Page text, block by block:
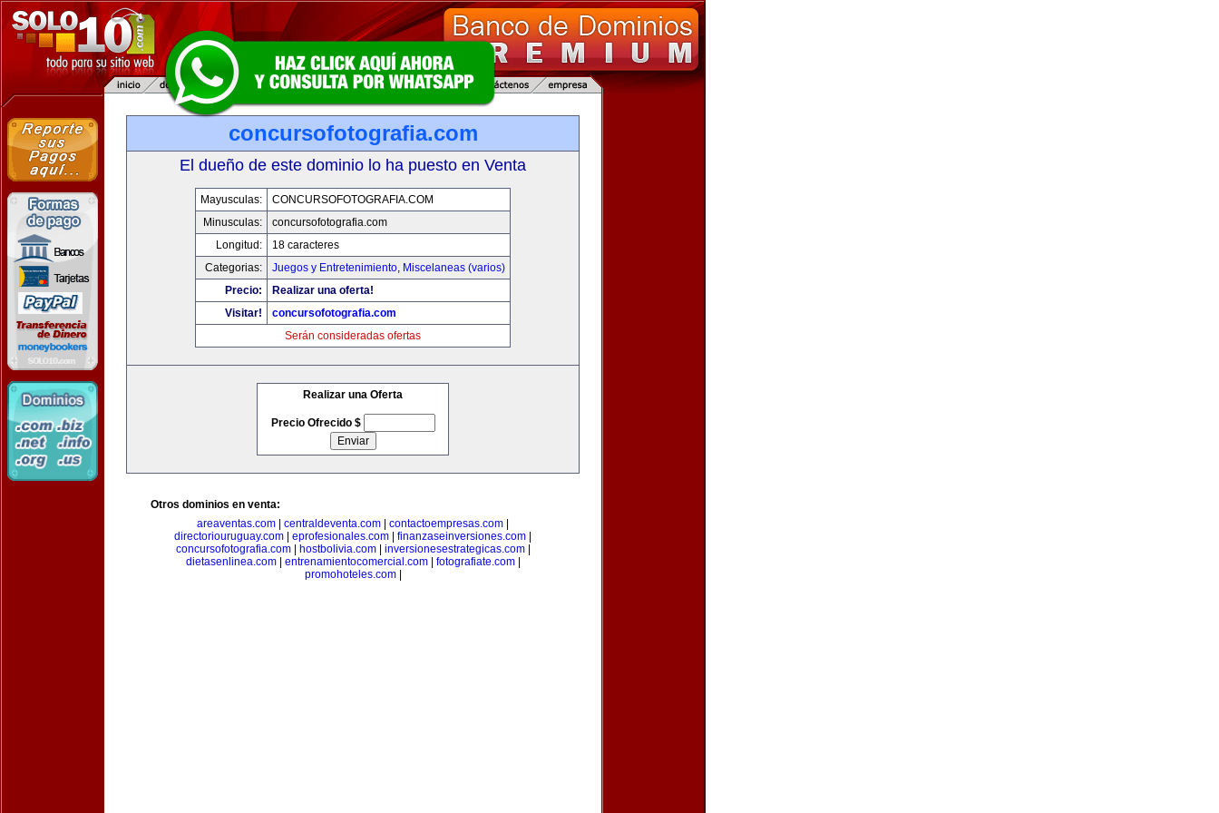
concursofotografia.com
El dueño de este dominio lo ha puesto en Venta
Mayusculas:
CONCURSOFOTOGRAFIA.COM
Minusculas:
concursofotografia.com
Longitud:
18 caracteres
Categorias:
Juegos y Entretenimiento, Miscelaneas (varios)
Precio:
Realizar una oferta!
Visitar!
concursofotografia.com
Serán consideradas ofertas
Realizar una Oferta
Precio Ofrecido $
Otros dominios en venta:
areaventas.com
centraldeventa.com contactoempresas.com
directoriouruguay.com
eprofesionales.com finanzaseinversiones.com
concursofotografia.com| hostbolivia.com| inversionesestrategicas.com|
dietasenlinea.com| entrenamientocomercial.com| fotografiate.com|
promohoteles.com|